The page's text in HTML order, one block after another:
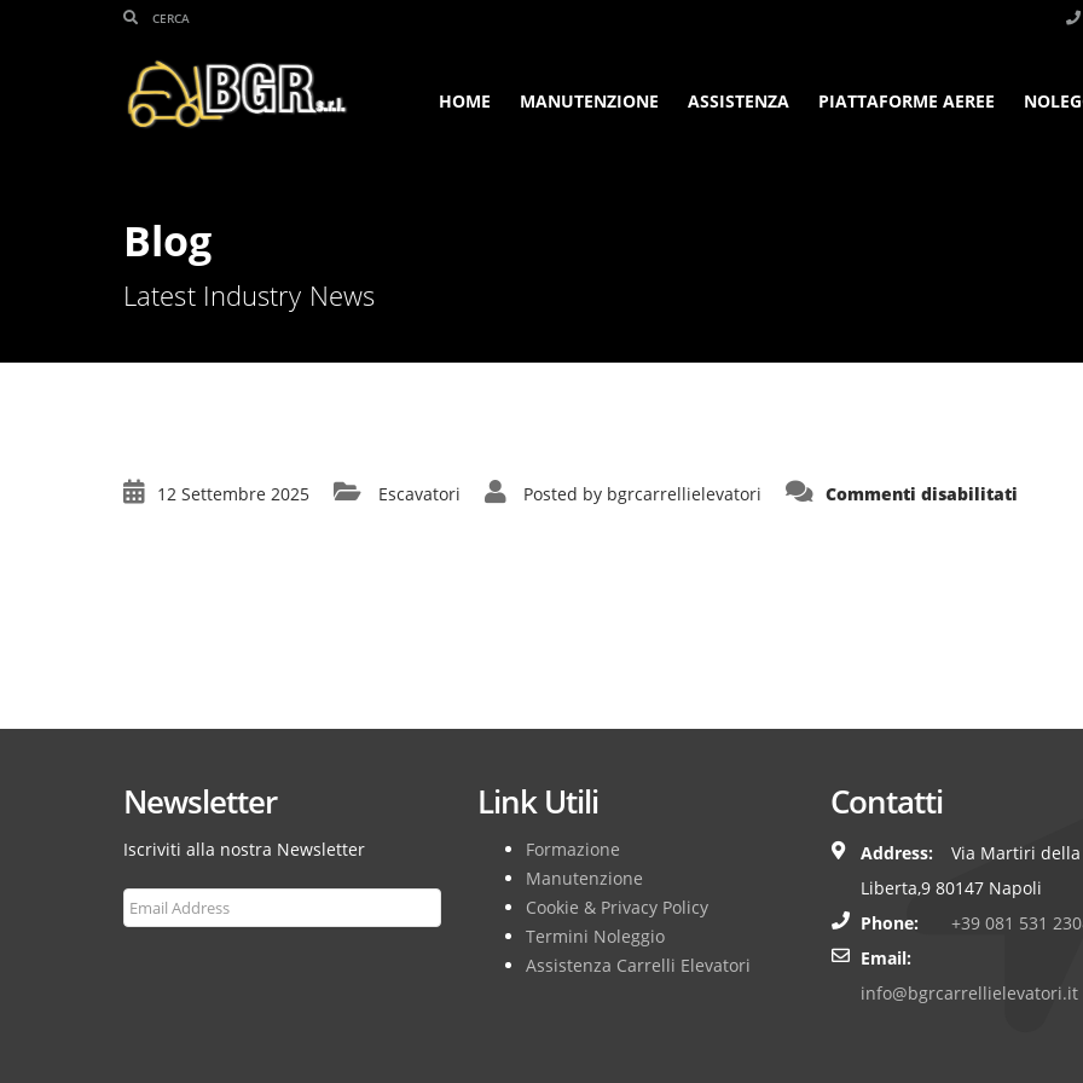
HOME MANUTENZIONE ASSISTENZA PIATTAFORME AEREE
Blog
Latest Industry News
12 Settembre 2025 Escavatori Posted by bgrcarrellielevatori Commenti disabilitati
Newsletter
Iscriviti alla nostra Newsletter
Link Utili
Formazione
Manutenzione
Cookie & Privacy Policy
Termini Noleggio
Assistenza Carrelli Elevatori
Contatti
Address:
Via Martiri della
Liberta,9 80147 Napoli
Phone:
+39 081 531
Email:
info@bgrcarrellielevatori.it